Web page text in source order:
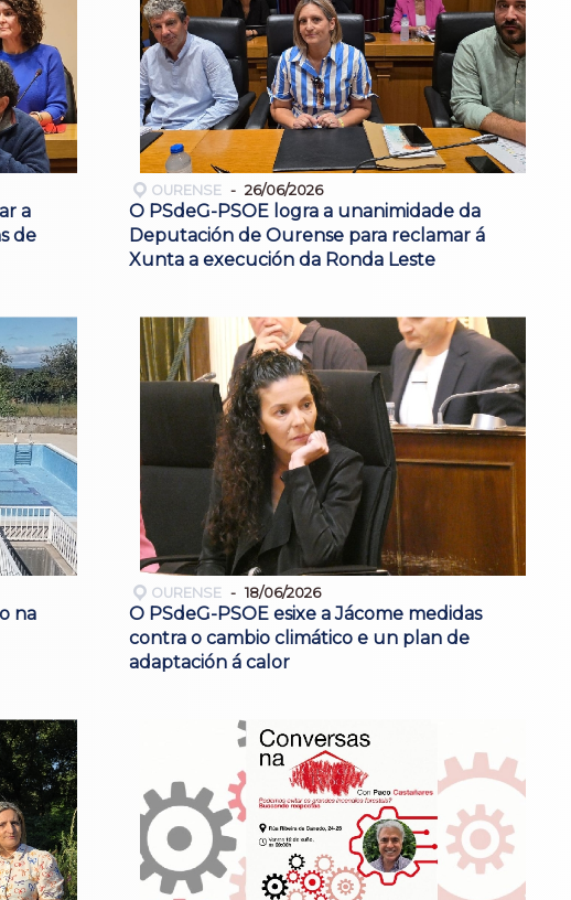
a
de
OURENSE 26/06/2026
O PSdeG-PSOE logra a unanimidade da
Deputación de Ourense para reclamar á
Xunta a execución da Ronda Leste
na
OURENSE 18/06/2026
O PSdeG-PSOE esixe a Jácome medidas
contra o cambio climático e un plan de
adaptación á calor